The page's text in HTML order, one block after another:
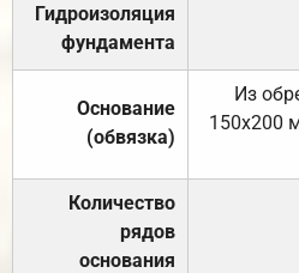
Гидроизоляция
фундамента
Основание
(обвязка)
Из
150х200
Количество
рядов
основания